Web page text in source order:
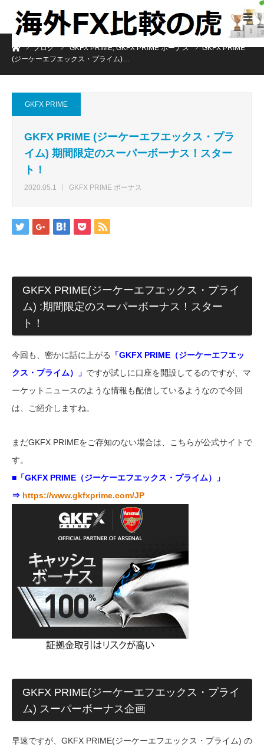
ホームブログ GKFX PRIME, GKFX PRIME ボーナス
GKFX PRIME
(ジーケーエフエックス・プライム)…
GKFX PRIME
GKFX PRIME (ジーケーエフエックス・プラ
イム) 期間限定のスーパーボーナス！スター
ト！
2020.05.1 GKFX PRIME ボーナス
GKFX PRIME(ジーケーエフエックス・プライ
ム) :期間限定のスーパーボーナス！スター
ト！
今回も、密かに話に上がる
「GKFX PRIME（ジーケーエフエッ
クス・プライム）」 ですが試しに口座を開設してるのですが、マ
ーケットニュースのような情報も配信しているようなので今回
は、ご紹介しますね。
まだGKFX PRIMEをご存知のない場合は、こちらが公式サイトで
す。
■「GKFX PRIME（ジーケーエフエックス・プライム）」
⇒ https://www.gkfxprime.com/JP
GKFX PRIME(ジーケーエフエックス・プライ
ム) スーパーボーナス企画
早速ですが、GKFX PRIME(ジーケーエフエックス・プライム) の